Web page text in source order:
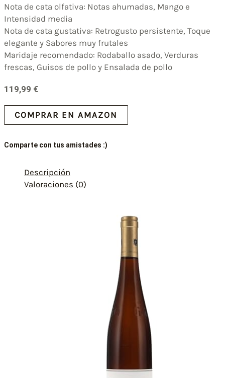
Nota de cata olfativa: Notas ahumadas, Mango e
Intensidad media
Nota de cata gustativa: Retrogusto persistente, Toque
elegante y Sabores muy frutales
Maridaje recomendado: Rodaballo asado, Verduras
frescas, Guisos de pollo y Ensalada de pollo
119,99 €
COMPRAR EN AMAZON
Comparte con tus amistades :)
Descripción
Valoraciones (0)